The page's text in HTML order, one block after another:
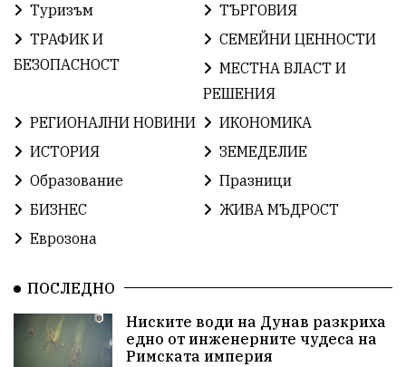
ИсторияНаБългария Иновации САЩ
БългарскаГордост Археология Твърдица
Легенда Право
ОтровнатаЯбълка ЦветомирПетков
България2025
ИкономикаНаСъпротивата УрсулаФонДерЛайен
Туризъм
ТЪРГОВИЯ
ТРАФИК И
БЕЗОПАСНОСТ
СЕМЕЙНИ ЦЕННОСТИ
МЕСТНА ВЛАСТ И
РЕШЕНИЯ
РЕГИОНАЛНИ НОВИНИ
ИКОНОМИКА
ИСТОРИЯ
ЗЕМЕДЕЛИЕ
Образование
Празници
БИЗНЕС
ЖИВА МЪДРОСТ
Еврозона
ПОСЛЕДНО
Ниските води на Дунав разкриха
едно от инженерните чудеса на
Римската империя